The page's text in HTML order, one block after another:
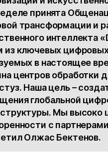
принята
трансформации и
интеллекта
из ключевых
в настоящее
центров обработки
Наша цель –
глобальной
Мы высоко
с
Олжас Бектенов.